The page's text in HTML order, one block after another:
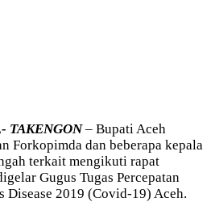
TAKENGON– Bupati Aceh
Forkopimda dan beberapa kepala
terkait mengikuti rapat
Gugus Tugas Percepatan
Disease 2019 (Covid-19) Aceh.